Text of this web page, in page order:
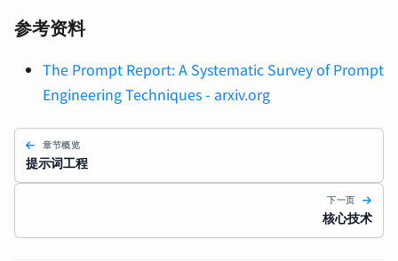
参考资料
The Prompt Report: A Systematic Survey of Prompt
Engineering Techniques - arxiv.org
章节概览
提示词工程
下一页
核心技术